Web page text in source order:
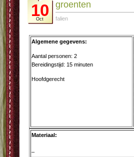
10
Oct
groenten
falien
Algemene gegevens:
Aantal personen: 2
Bereidingstijd: 15 minuten
Hoofdgerecht
Materiaal:
–